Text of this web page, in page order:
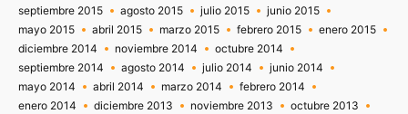
septiembre 2015
agosto 2015 julio 2015
junio 2015
mayo 2015
abril 2015 marzo 2015 febrero 2015
enero 2015
diciembre 2014
noviembre 2014
octubre 2014
septiembre 2014
agosto 2014 julio 2014
junio 2014
mayo 2014
abril 2014 marzo 2014
febrero 2014
enero 2014
diciembre 2013 noviembre 2013
octubre 2013